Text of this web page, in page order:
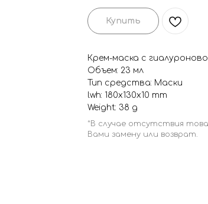
Купить
Крем-маска с
Объем: 23 мл
Тип средства: Маски
lwh: 180x130x10 mm
Weight: 38 g